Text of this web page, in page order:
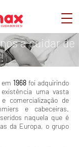
a cuidar de
em1968 foi adquirindo
uma vasta
comercialização de
e cabeceiras.
naquela que é
da Europa, o grupo